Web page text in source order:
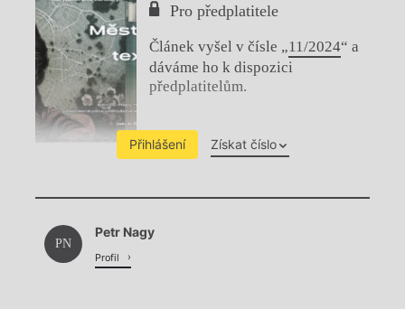
Pro předplatitele
Článek vyšel v čísle „11/2024“ a
dáváme ho k dispozici
předplatitelům.
Přihlášení Získat číslo
Chviličku.
PN
Petr Nagy
Profil